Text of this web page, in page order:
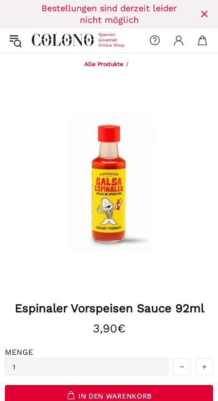
Bestellungen sind derzeit leider
nicht möglich
Alle Produkte
Espinaler Vorspeisen Sauce 92ml
3,90€
MENGE
IN DEN WARENKORB